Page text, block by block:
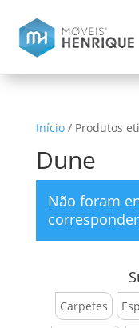
Início/ Produtos
Dune
Não foram
Carpetes